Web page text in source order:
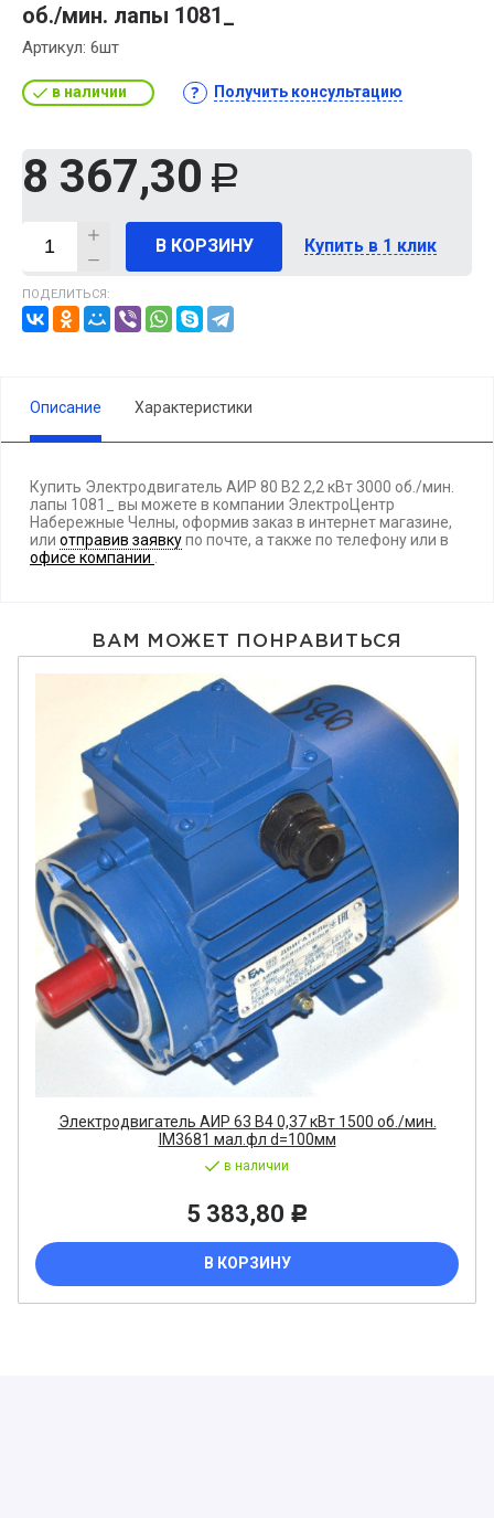
об./мин. лапы 1081_
Артикул: 6шт
в наличии Получить консультацию
8 367,30 Р
В КОРЗИНУ Купить в 1 клик
ПОДЕЛИТЬСЯ:
Описание Характеристики
Купить Электродвигатель АИР 80 В2 2,2 кВт 3000 об./мин.
лапы 1081_ вы можете в компании ЭлектроЦентр
Набережные Челны, оформив заказ в интернет магазине,
или отправив заявкупо почте, а также по телефонуили в
офисе компании
ВАМ МОЖЕТ ПОНРАВИТЬСЯ
Электродвигатель АИР 63 В4 0,37 кВт 1500 об./мин.
IM3681 мал.фл d=100мм
в наличии
5 383,80 Р
В КОРЗИНУ